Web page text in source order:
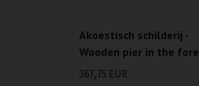
Akoestisch schilderij -
Wooden pier in the
367,75 EUR